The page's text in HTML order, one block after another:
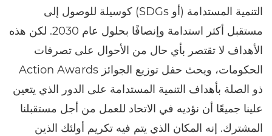
التنمية المستدامة (أو SDGs) كوسيلة للوصول إلى
مستقبل أكثر استدامة وإنصافًا بحلول عام 2030. لكن هذه
الأهداف لا تقتصر بأي حال من الأحوال على تصرفات
الحكومات، ويحث حفل توزيع الجوائز Action Awards
ذو الصلة بأهداف التنمية المستدامة على الدور الذي يتعين
علينا جميعًا أن نؤديه في الاتحاد للعمل من أجل مستقبلنا
المشترك. إنه المكان الذي يتم فيه تكريم أولئك الذين